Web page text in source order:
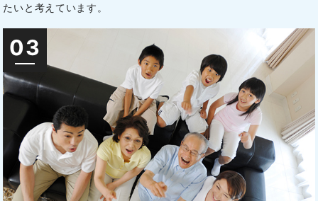
たいと考えています。
03